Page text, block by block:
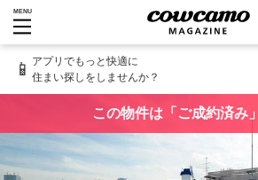
MENU
📱 アプリでもっと快適に
住まい探しをしませんか？
この物件は「ご成約済み